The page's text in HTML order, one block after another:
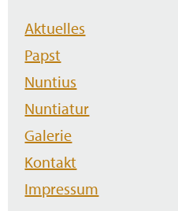
Navigation
überspringen
Aktuelles
Papst
Nuntius
Nuntiatur
Galerie
Kontakt
Impressum